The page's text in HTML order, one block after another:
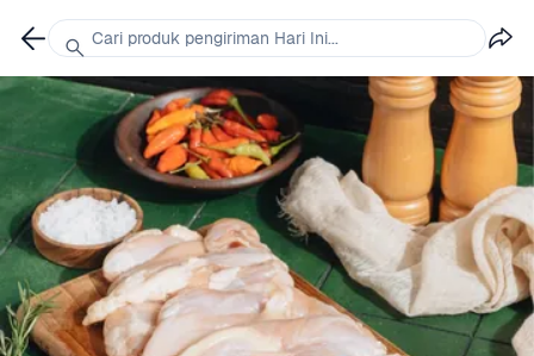
Cari produk pengiriman Hari Ini...